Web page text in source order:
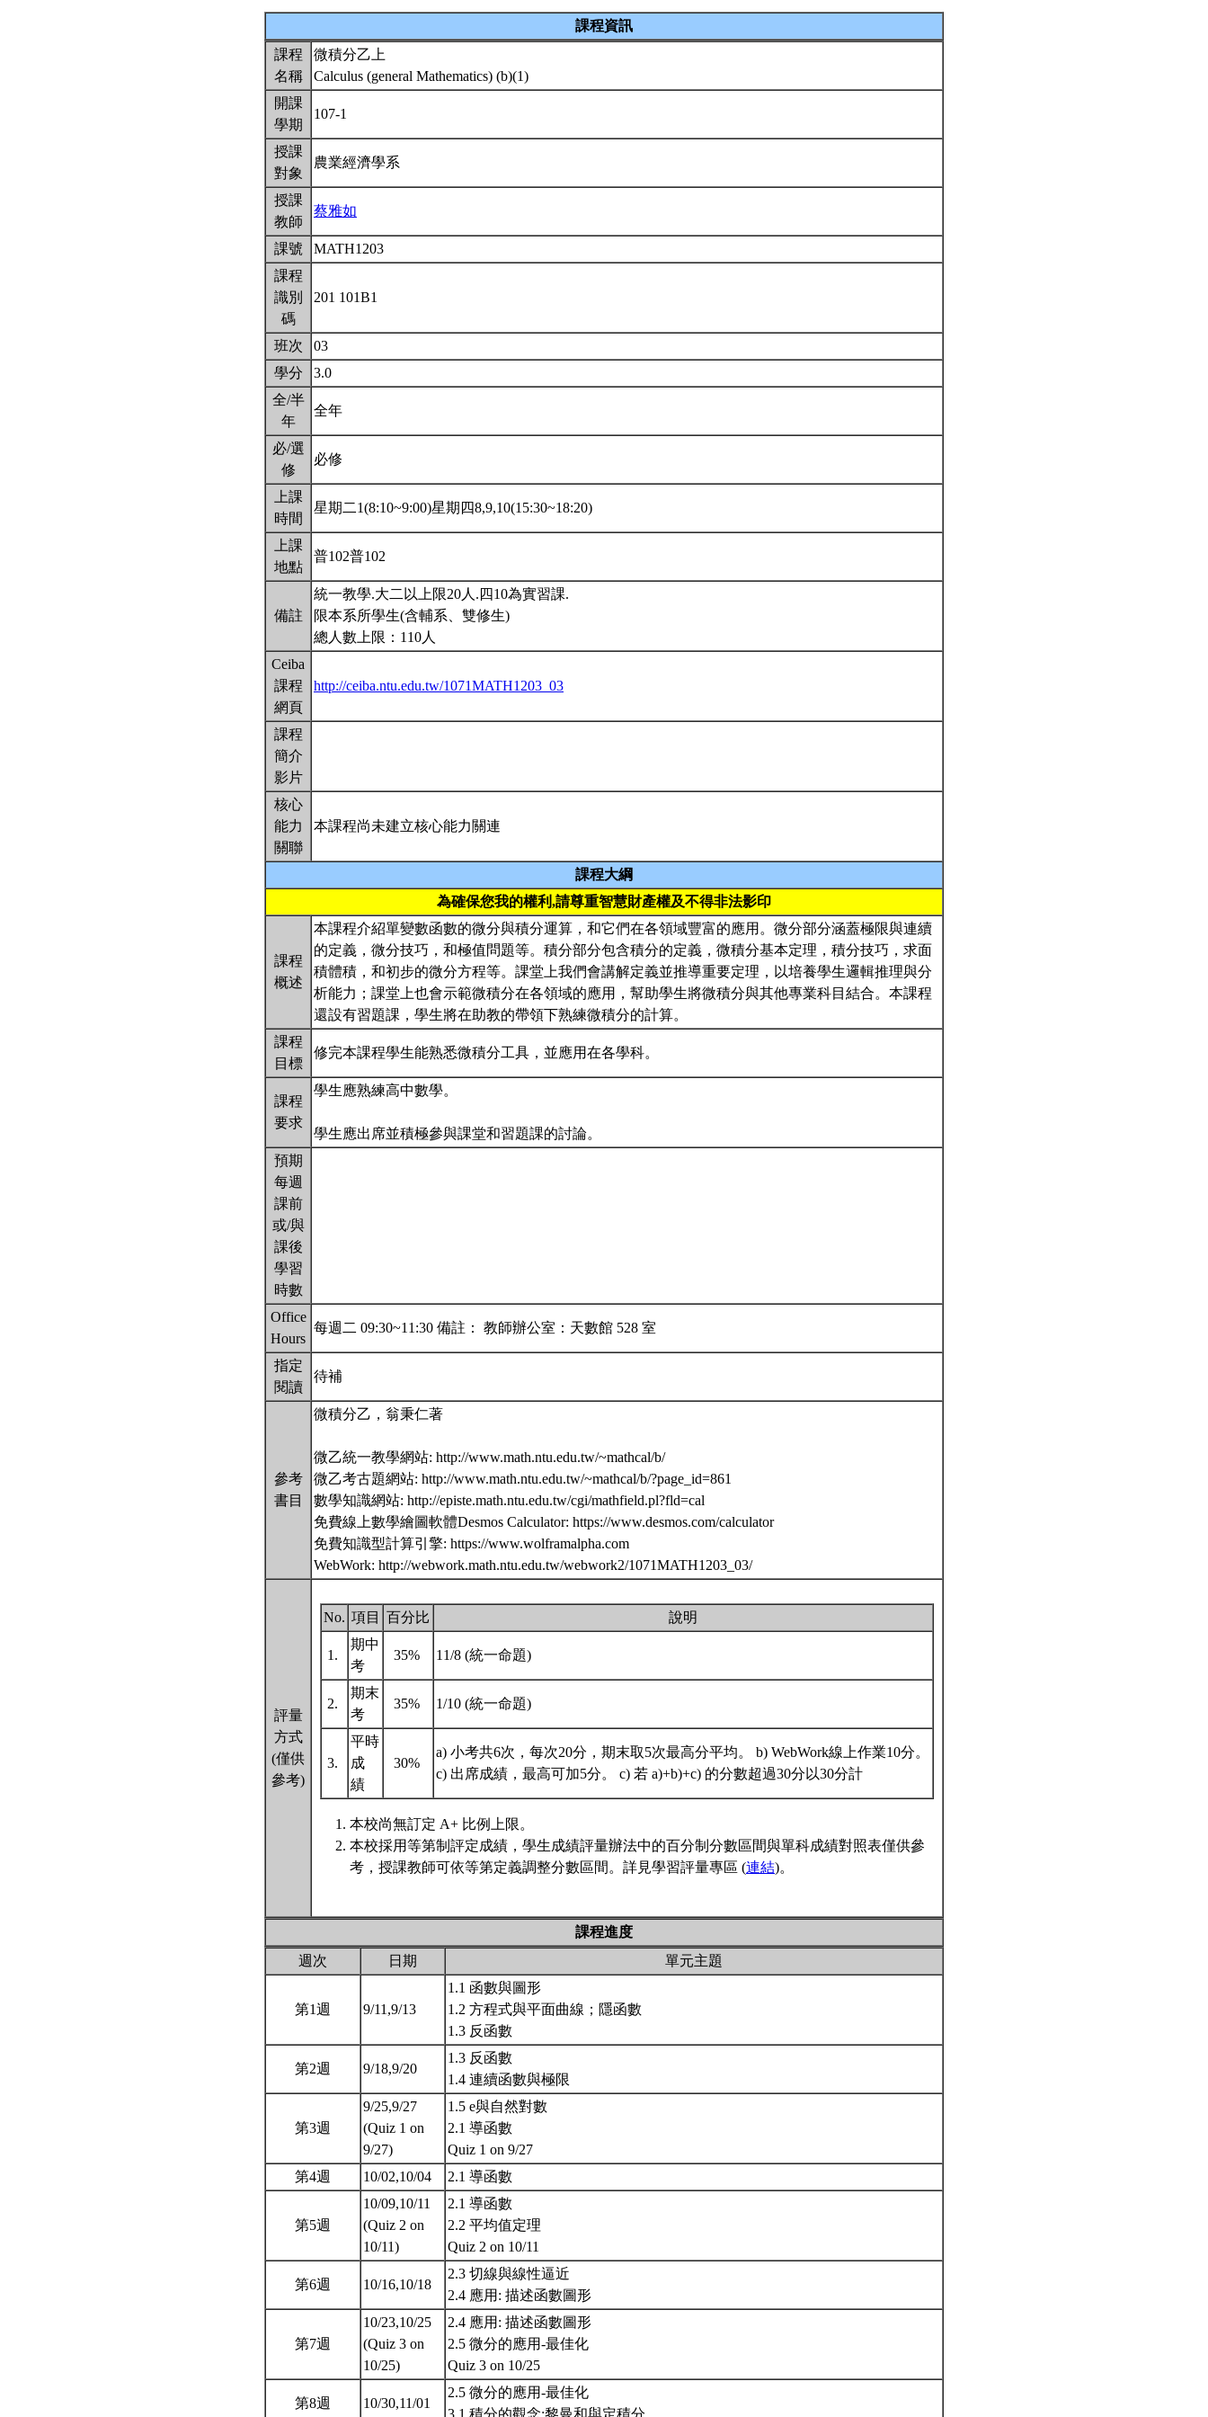
課程資訊
課程
名稱
微積分乙上
Calculus (general Mathematics) (b)(1)
開課
學期
107-1
授課
對象
農業經濟學系
授課
教師
蔡雅如
課號
MATH1203
課程
識別
碼
201 101B1
班次
03
學分
3.0
全/半
年
全年
必/選
修
必修
上課
時間
星期二1(8:10~9:00)星期四8,9,10(15:30~18:20)
上課
地點
普102普102
備註
統一教學.大二以上限20人.四10為實習課.
限本系所學生(含輔系、雙修生)
總人數上限：110人
Ceiba
課程
網頁
http://ceiba.ntu.edu.tw/1071MATH1203_03
課程
簡介
影片
核心
能力
關聯
本課程尚未建立核心能力關連
課程大綱
為確保您我的權利,請尊重智慧財產權及不得非法影印
課程
概述
本課程介紹單變數函數的微分與積分運算，和它們在各領域豐富的應用。微分部分涵蓋極限與連續
的定義，微分技巧，和極值問題等。積分部分包含積分的定義，微積分基本定理，積分技巧，求面
積體積，和初步的微分方程等。課堂上我們會講解定義並推導重要定理，以培養學生邏輯推理與分
析能力；課堂上也會示範微積分在各領域的應用，幫助學生將微積分與其他專業科目結合。本課程
還設有習題課，學生將在助教的帶領下熟練微積分的計算。
課程
目標
修完本課程學生能熟悉微積分工具，並應用在各學科。
課程
要求
學生應熟練高中數學。
學生應出席並積極參與課堂和習題課的討論。
預期
每週
課前
或/與
課後
學習
時數
Office
Hours
每週二 09:30~11:30 備註： 教師辦公室：天數館 528 室
指定
閱讀
待補
參考
書目
微積分乙，翁秉仁著
微乙統一教學網站: http://www.math.ntu.edu.tw/~mathcal/b/
微乙考古題網站: http://www.math.ntu.edu.tw/~mathcal/b/?page_id=861
數學知識網站: http://episte.math.ntu.edu.tw/cgi/mathfield.pl?fld=cal
免費線上數學繪圖軟體Desmos Calculator: https://www.desmos.com/calculator
免費知識型計算引擎: https://www.wolframalpha.com
WebWork: http://webwork.math.ntu.edu.tw/webwork2/1071MATH1203_03/
評量
方式
(僅供
參考)
No. 項目 百分比 說明
1.
期中
考
35% 11/8 (統一命題)
2.
期末
考
35% 1/10 (統一命題)
3.
平時
成
績
30%
a) 小考共6次，每次20分，期末取5次最高分平均。 b) WebWork線上作業10分。
c) 出席成績，最高可加5分。 c) 若 a)+b)+c) 的分數超過30分以30分計
本校尚無訂定 A+ 比例上限。
本校採用等第制評定成績，學生成績評量辦法中的百分制分數區間與單科成績對照表僅供參
考，授課教師可依等第定義調整分數區間。詳見學習評量專區 (連結)。
課程進度
週次
日期 單元主題
第1週 9/11,9/13
1.1 函數與圖形
1.2 方程式與平面曲線；隱函數
1.3 反函數
第2週 9/18,9/20
1.3 反函數
1.4 連續函數與極限
第3週
9/25,9/27
(Quiz 1 on
9/27)
1.5 e與自然對數
2.1 導函數
Quiz 1 on 9/27
第4週
10/02,10/04 2.1 導函數
第5週
10/09,10/11
(Quiz 2 on
10/11)
2.1 導函數
2.2 平均值定理
Quiz 2 on 10/11
第6週 10/16,10/18
2.3 切線與線性逼近
2.4 應用: 描述函數圖形
第7週
10/23,10/25
(Quiz 3 on
10/25)
2.4 應用: 描述函數圖形
2.5 微分的應用-最佳化
Quiz 3 on 10/25
第8週 10/30,11/01
2.5 微分的應用-最佳化
3.1 積分的觀念:黎曼和與定積分